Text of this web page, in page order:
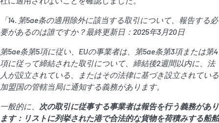
「14. 第5ae条の適用除外に該当する取引について、報告する必
要があるのは誰ですか？最終更新日： 2025年3月20日
第5ae条第5項に従い、 EUの事業者は、第5ae条第3項または第4
項に従って締結された取引について、締結後2週間以内に、法
人が設立されている、またはその法律に基づき設立されている
加盟国の管轄当局に通知する義務があります。
一般的に、
次の取引に従事する事業者は報告を行う義務があり
ます：リストに列挙された港で合法的な貨物を荷積みする船舶